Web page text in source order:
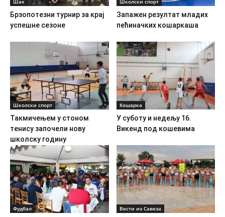
Брзопотезни турнир за крај
успешне сезоне
Запажен резултат младих
пећиначких кошаркаша
Школски спорт
Такмичењем у стоном
тенису започели нову
школску годину
Кошарка
У суботу и недељу 16.
Викенд под кошевима
Фудбал Вести из Савеза